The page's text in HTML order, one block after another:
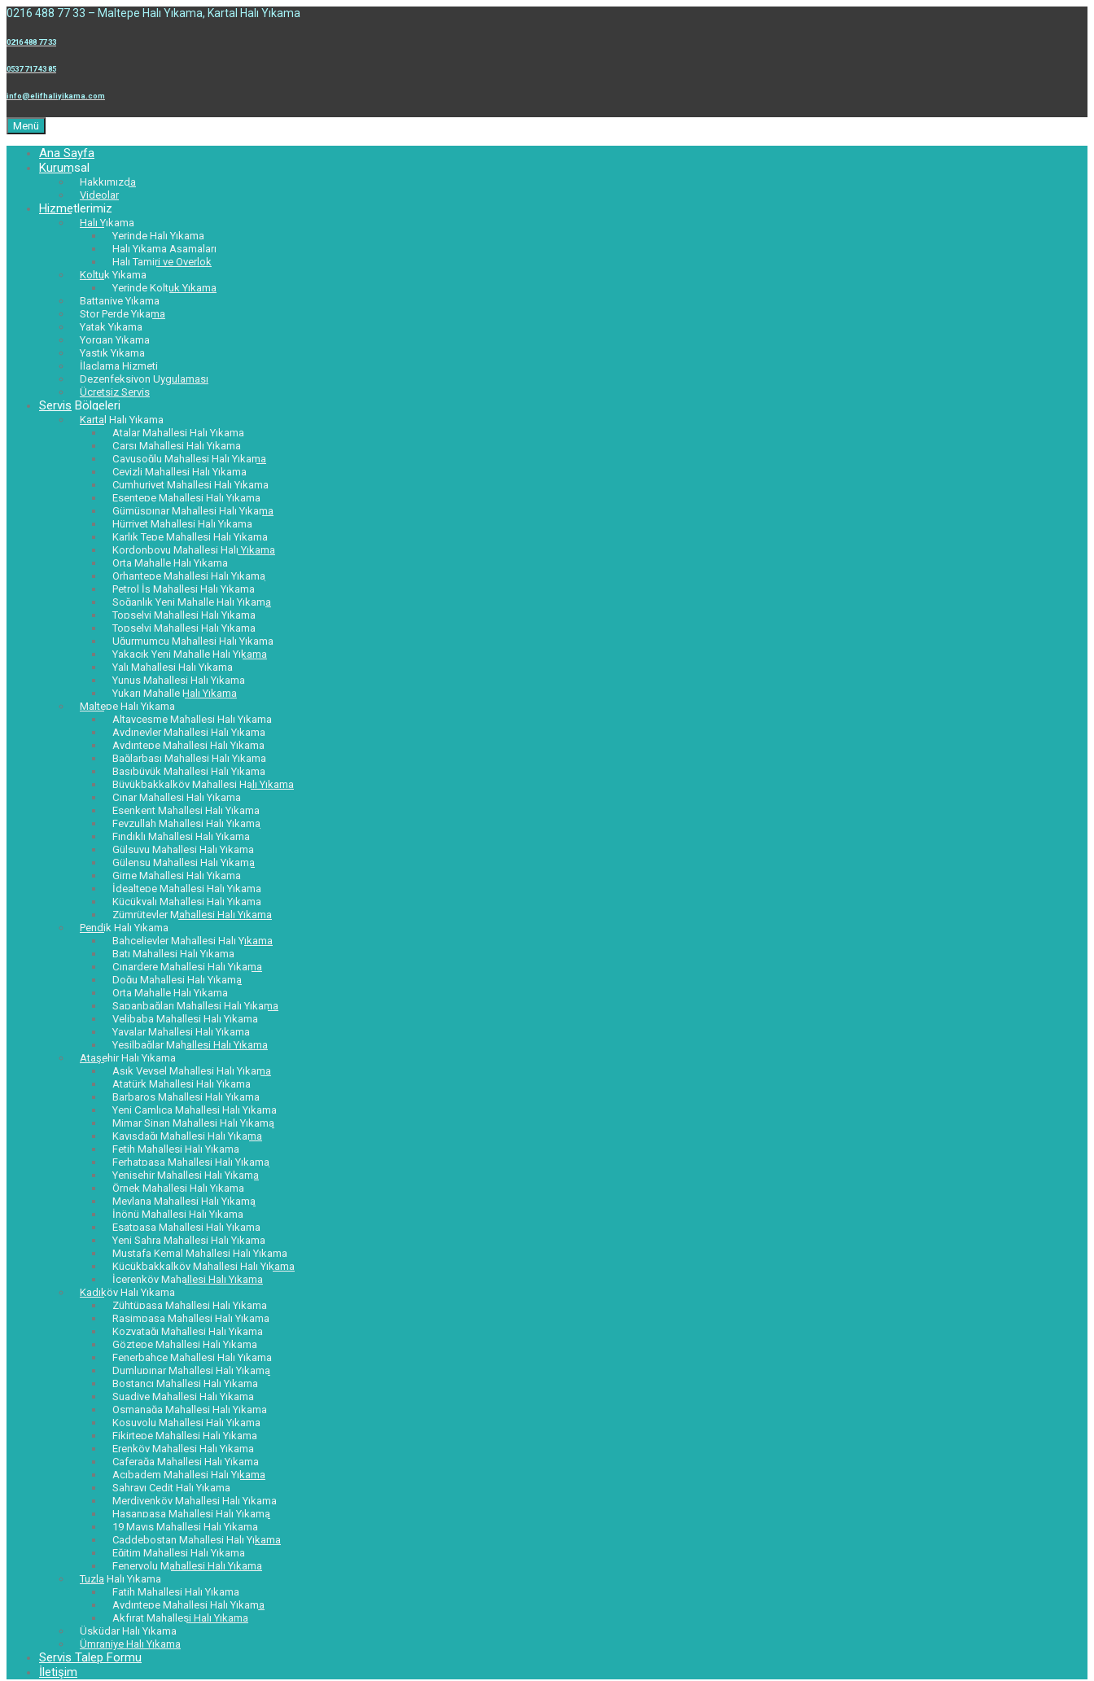
0216 488 77 33 – Maltepe Halı Yıkama, Kartal Halı Yıkama
0216 488 77 33
0537 717 43 85
info@elifhaliyikama.com
Menü
Ana Sayfa
Kurumsal
Hakkımızda
Videolar
Hizmetlerimiz
Halı Yıkama
Yerinde Halı Yıkama
Halı Yıkama Aşamaları
Halı Tamiri ve Overlok
Koltuk Yıkama
Yerinde Koltuk Yıkama
Battaniye Yıkama
Stor Perde Yıkama
Yatak Yıkama
Yorgan Yıkama
Yastık Yıkama
İlaçlama Hizmeti
Dezenfeksiyon Uygulaması
Ücretsiz Servis
Servis Bölgeleri
Kartal Halı Yıkama
Atalar Mahallesi Halı Yıkama
Çarşı Mahallesi Halı Yıkama
Çavuşoğlu Mahallesi Halı Yıkama
Cevizli Mahallesi Halı Yıkama
Cumhuriyet Mahallesi Halı Yıkama
Esentepe Mahallesi Halı Yıkama
Gümüşpınar Mahallesi Halı Yıkama
Hürriyet Mahallesi Halı Yıkama
Karlık Tepe Mahallesi Halı Yıkama
Kordonboyu Mahallesi Halı Yıkama
Orta Mahalle Halı Yıkama
Orhantepe Mahallesi Halı Yıkama
Petrol İş Mahallesi Halı Yıkama
Soğanlık Yeni Mahalle Halı Yıkama
Topselvi Mahallesi Halı Yıkama
Topselvi Mahallesi Halı Yıkama
Uğurmumcu Mahallesi Halı Yıkama
Yakacık Yeni Mahalle Halı Yıkama
Yalı Mahallesi Halı Yıkama
Yunus Mahallesi Halı Yıkama
Yukarı Mahalle Halı Yıkama
Maltepe Halı Yıkama
Altayçeşme Mahallesi Halı Yıkama
Aydınevler Mahallesi Halı Yıkama
Aydıntepe Mahallesi Halı Yıkama
Bağlarbaşı Mahallesi Halı Yıkama
Başıbüyük Mahallesi Halı Yıkama
Büyükbakkalköy Mahallesi Halı Yıkama
Çınar Mahallesi Halı Yıkama
Esenkent Mahallesi Halı Yıkama
Feyzullah Mahallesi Halı Yıkama
Fındıklı Mahallesi Halı Yıkama
Gülsuyu Mahallesi Halı Yıkama
Gülensu Mahallesi Halı Yıkama
Girne Mahallesi Halı Yıkama
İdealtepe Mahallesi Halı Yıkama
Küçükyalı Mahallesi Halı Yıkama
Zümrütevler Mahallesi Halı Yıkama
Pendik Halı Yıkama
Bahçelievler Mahallesi Halı Yıkama
Batı Mahallesi Halı Yıkama
Çınardere Mahallesi Halı Yıkama
Doğu Mahallesi Halı Yıkama
Orta Mahalle Halı Yıkama
Sapanbağları Mahallesi Halı Yıkama
Velibaba Mahallesi Halı Yıkama
Yayalar Mahallesi Halı Yıkama
Yeşilbağlar Mahallesi Halı Yıkama
Ataşehir Halı Yıkama
Aşık Veysel Mahallesi Halı Yıkama
Atatürk Mahallesi Halı Yıkama
Barbaros Mahallesi Halı Yıkama
Yeni Çamlıca Mahallesi Halı Yıkama
Mimar Sinan Mahallesi Halı Yıkama
Kayışdağı Mahallesi Halı Yıkama
Fetih Mahallesi Halı Yıkama
Ferhatpaşa Mahallesi Halı Yıkama
Yenişehir Mahallesi Halı Yıkama
Örnek Mahallesi Halı Yıkama
Mevlana Mahallesi Halı Yıkama
İnönü Mahallesi Halı Yıkama
Esatpaşa Mahallesi Halı Yıkama
Yeni Sahra Mahallesi Halı Yıkama
Mustafa Kemal Mahallesi Halı Yıkama
Küçükbakkalköy Mahallesi Halı Yıkama
İçerenköy Mahallesi Halı Yıkama
Kadıköy Halı Yıkama
Zühtüpaşa Mahallesi Halı Yıkama
Rasimpaşa Mahallesi Halı Yıkama
Kozyatağı Mahallesi Halı Yıkama
Göztepe Mahallesi Halı Yıkama
Fenerbahçe Mahallesi Halı Yıkama
Dumlupınar Mahallesi Halı Yıkama
Bostancı Mahallesi Halı Yıkama
Suadiye Mahallesi Halı Yıkama
Osmanağa Mahallesi Halı Yıkama
Koşuyolu Mahallesi Halı Yıkama
Fikirtepe Mahallesi Halı Yıkama
Erenköy Mahallesi Halı Yıkama
Caferağa Mahallesi Halı Yıkama
Acıbadem Mahallesi Halı Yıkama
Sahrayı Cedit Halı Yıkama
Merdivenköy Mahallesi Halı Yıkama
Hasanpaşa Mahallesi Halı Yıkama
19 Mayıs Mahallesi Halı Yıkama
Caddebostan Mahallesi Halı Yıkama
Eğitim Mahallesi Halı Yıkama
Feneryolu Mahallesi Halı Yıkama
Tuzla Halı Yıkama
Fatih Mahallesi Halı Yıkama
Aydıntepe Mahallesi Halı Yıkama
Akfırat Mahallesi Halı Yıkama
Üsküdar Halı Yıkama
Ümraniye Halı Yıkama
Servis Talep Formu
İletişim